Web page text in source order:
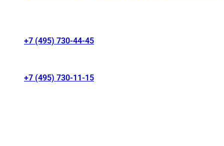
+7 (495) 730-44-45
+7 (495) 730-11-15